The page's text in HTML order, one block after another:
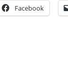
Facebook